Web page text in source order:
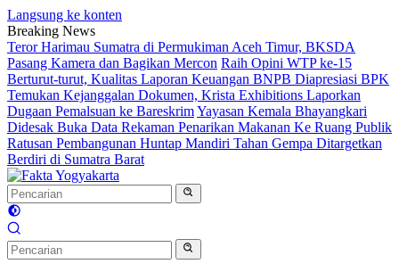
Langsung ke konten
Breaking News
Teror Harimau Sumatra di Permukiman Aceh Timur, BKSDA
Pasang Kamera dan Bagikan Mercon Raih Opini WTP ke-15
Berturut-turut, Kualitas Laporan Keuangan BNPB Diapresiasi BPK
Temukan Kejanggalan Dokumen, Krista Exhibitions Laporkan
Dugaan Pemalsuan ke BareskrimYayasan Kemala Bhayangkari
Didesak Buka Data Rekaman Penarikan Makanan Ke Ruang Publik
Ratusan Pembangunan Huntap Mandiri Tahan Gempa Ditargetkan
Berdiri di Sumatra Barat